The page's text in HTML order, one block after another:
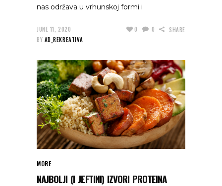
nas održava u vrhunskoj formi i
JUNE 11, 2020
BY AD_REKREATIVA
0 0 SHARE
MORE
NAJBOLJI (I JEFTINI) IZVORI PROTEINA